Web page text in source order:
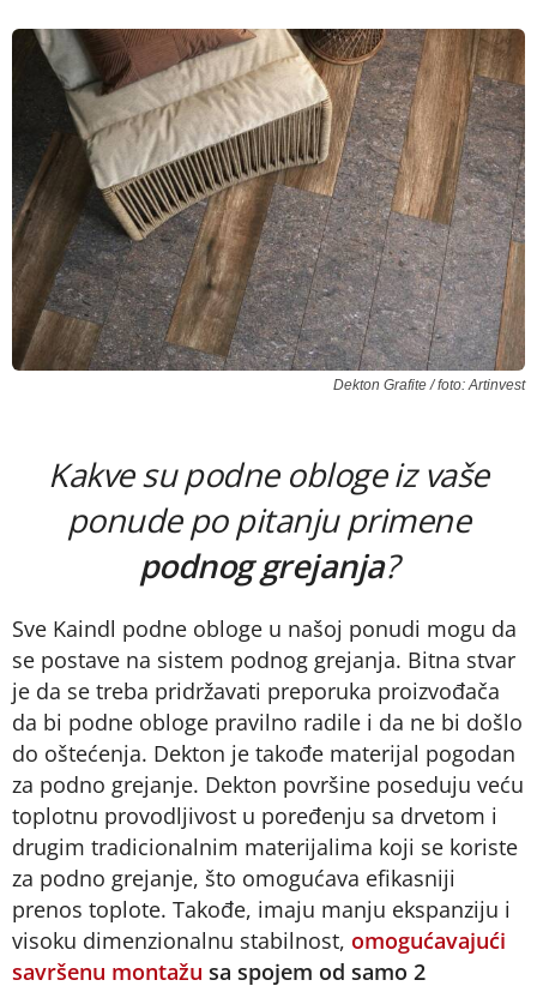
Dekton Grafite / foto: Artinvest
Kakve su podne obloge iz vaše
ponude po pitanju primene
podnog grejanja?
Sve Kaindl podne obloge u našoj ponudi mogu da
se postave na sistem podnog grejanja. Bitna stvar
je da se treba pridržavati preporuka proizvođača
da bi podne obloge pravilno radile i da ne bi došlo
do oštećenja. Dekton je takođe materijal pogodan
za podno grejanje. Dekton površine poseduju veću
toplotnu provodljivost u poređenju sa drvetom i
drugim tradicionalnim materijalima koji se koriste
za podno grejanje, što omogućava efikasniji
prenos toplote. Takođe, imaju manju ekspanziju i
visoku dimenzionalnu stabilnost, omogućavajući
savršenu montažu sa spojem od samo 2